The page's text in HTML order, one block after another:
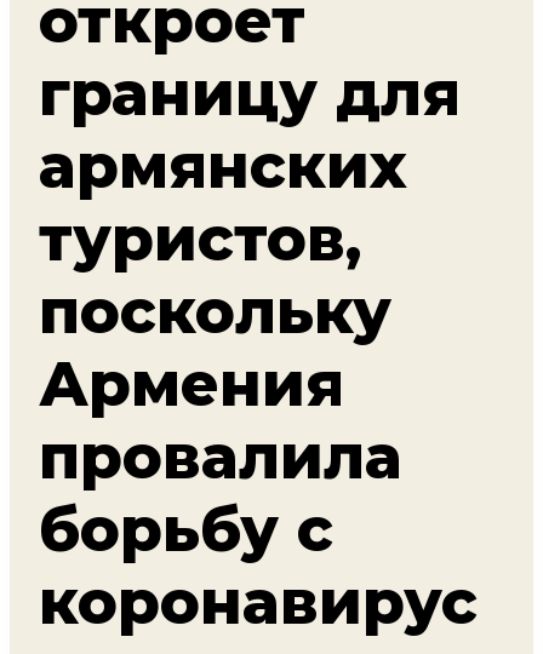
откроет
границу для
армянских
туристов,
поскольку
Армения
провалила
борьбу с
коронавирус